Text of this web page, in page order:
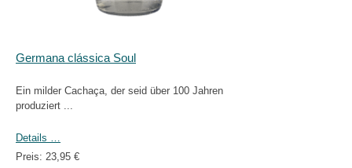
Germana clássica Soul
Ein milder Cachaça, der seid über 100 Jahren
produziert ...
Details …
Preis: 23,95 €